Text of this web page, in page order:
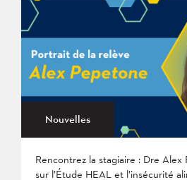
Nouvelles
Rencontrez la stagiaire : Dre Alex
sur l’Étude HEAL et l’insécurité